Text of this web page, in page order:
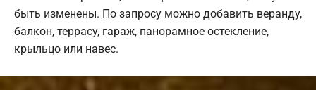
быть изменены. По запросу можно добавить веранду,
балкон, террасу, гараж, панорамное остекление,
крыльцо или навес.